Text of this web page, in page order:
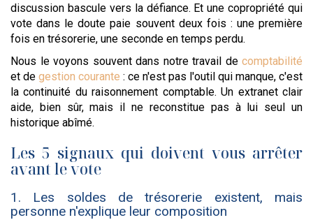
discussion bascule vers la défiance. Et une copropriété qui
vote dans le doute paie souvent deux fois : une première
fois en trésorerie, une seconde en temps perdu.
Nous le voyons souvent dans notre travail de comptabilité
et de gestion courante : ce n'est pas l'outil qui manque, c'est
la continuité du raisonnement comptable. Un extranet clair
aide, bien sûr, mais il ne reconstitue pas à lui seul un
historique abîmé.
Les 5 signaux qui doivent vous arrêter
avant le vote
1. Les soldes de trésorerie existent, mais
personne n'explique leur composition